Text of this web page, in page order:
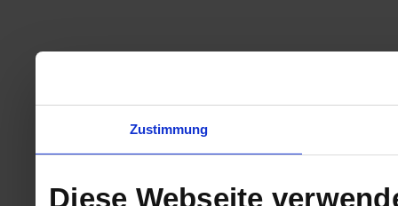
Zustimmung
Diese Webseite